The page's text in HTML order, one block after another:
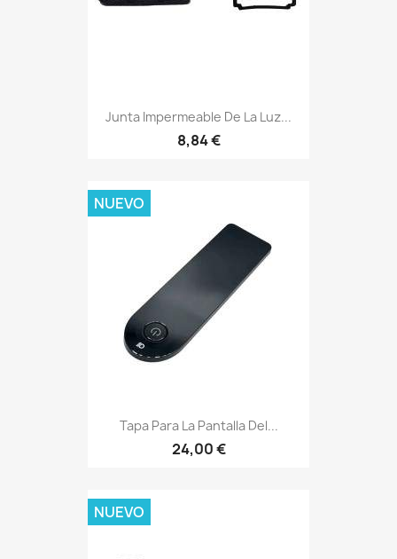
Junta Impermeable De La Luz...
8,84 €
Tapa Para La Pantalla Del...
24,00 €
NUEVO
NUEVO